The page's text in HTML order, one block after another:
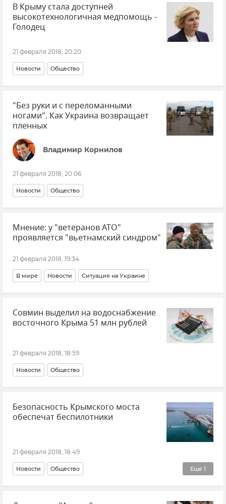
В Крыму стала доступней
высокотехнологичная медпомощь -
Голодец
21 февраля 2018, 20:20
Новости Общество
"Без руки и с переломанными
ногами". Как Украина возвращает
пленных
Владимир Корнилов
21 февраля 2018, 20:06
Новости Общество
Мнение: у "ветеранов АТО"
проявляется "вьетнамский синдром"
21 февраля 2018, 19:34
В мире Новости Ситуация на Украине
Совмин выделил на водоснабжение
восточного Крыма 51 млн рублей
21 февраля 2018, 18:59
Новости Общество
Безопасность Крымского моста
обеспечат беспилотники
21 февраля 2018, 18:49
Еще 1
Новости Общество
Строительство моста через Керченский пролив